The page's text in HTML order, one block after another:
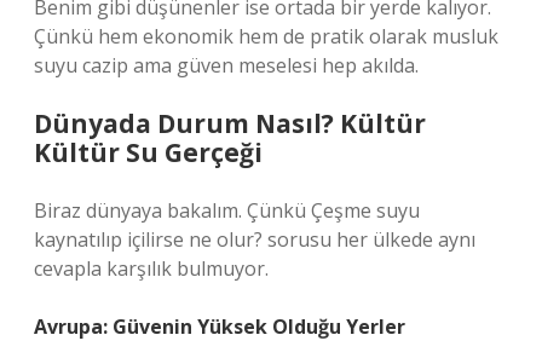
Benim gibi düşünenler ise ortada bir yerde kalıyor.
Çünkü hem ekonomik hem de pratik olarak musluk
suyu cazip ama güven meselesi hep akılda.
Dünyada Durum Nasıl? Kültür
Kültür Su Gerçeği
Biraz dünyaya bakalım. Çünkü Çeşme suyu
kaynatılıp içilirse ne olur? sorusu her ülkede aynı
cevapla karşılık bulmuyor.
Avrupa: Güvenin Yüksek Olduğu Yerler